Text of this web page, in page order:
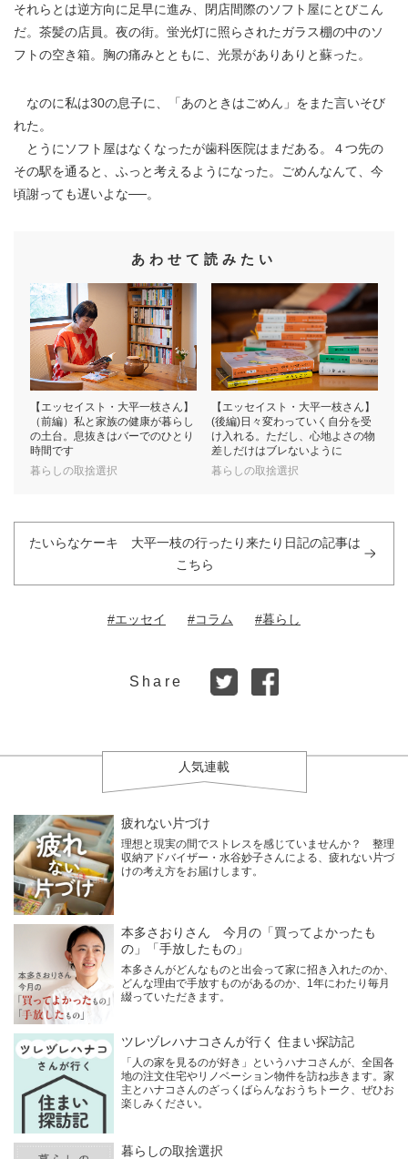
それらとは逆方向に足早に進み、閉店間際のソフト屋にとびこん
だ。茶髪の店員。夜の街。蛍光灯に照らされたガラス棚の中のソ
フトの空き箱。胸の痛みとともに、光景がありありと蘇った。
なのに私は30の息子に、「あのときはごめん」をまた言いそび
れた。
とうにソフト屋はなくなったが歯科医院はまだある。４つ先の
その駅を通ると、ふっと考えるようになった。ごめんなんて、今
頃謝っても遅いよな──。
あわせて読みたい
【エッセイスト・大平一枝さん】
（前編）私と家族の健康が暮らし
の土台。息抜きはバーでのひとり
時間です
暮らしの取捨選択
【エッセイスト・大平一枝さん】
(後編)日々変わっていく自分を受
け入れる。ただし、心地よさの物
差しだけはブレないように
暮らしの取捨選択
たいらなケーキ 大平一枝の行ったり来たり日記の記事は
こちら
#エッセイ #コラム #暮らし
Share
人気連載
疲れない片づけ
理想と現実の間でストレスを感じていませんか？ 整理
収納アドバイザー・水谷妙子さんによる、疲れない片づ
けの考え方をお届けします。
本多さおりさん 今月の「買ってよかったも
の」「手放したもの」
本多さんがどんなものと出会って家に招き入れたのか、
どんな理由で手放すものがあるのか、1年にわたり毎月
綴っていただきます。
ツレヅレハナコさんが行く 住まい探訪記
「人の家を見るのが好き」というハナコさんが、全国各
地の注文住宅やリノベーション物件を訪ね歩きます。家
主とハナコさんのざっくばらんなおうちトーク、ぜひお
楽しみください。
暮らしの取捨選択